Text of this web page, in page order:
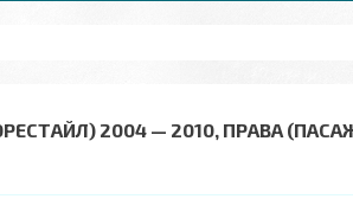
2004 — 2010, ПРАВА